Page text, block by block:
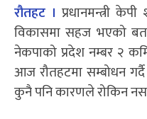
रौतहट । प्रधानमन्त्री
विकासमा सहज भएको
नेकपाको प्रदेश नम्बर २
आज रौतहटमा सम्बोधन
कुनै पनि कारणले रोकिन